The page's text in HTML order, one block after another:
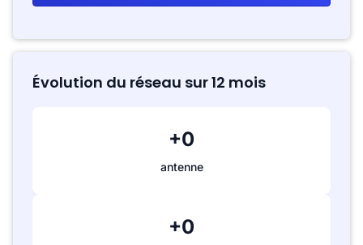
Évolution du réseau sur 12 mois
+0
antenne
+0